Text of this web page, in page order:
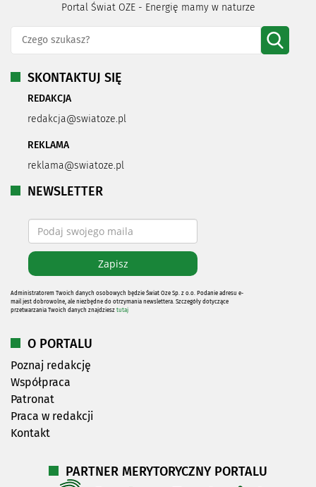
Portal Świat OZE - Energię mamy w naturze
SKONTAKTUJ SIĘ
REDAKCJA
redakcja@swiatoze.pl
REKLAMA
reklama@swiatoze.pl
NEWSLETTER
Administratorem Twoich danych osobowych będzie Świat Oze Sp. z o.o. Podanie adresu e-
mail jest dobrowolne, ale niezbędne do otrzymania newslettera. Szczegóły dotyczące
przetwarzania Twoich danych znajdziesz tutaj
O PORTALU
Poznaj redakcję
Współpraca
Patronat
Praca w redakcji
Kontakt
PARTNER MERYTORYCZNY PORTALU